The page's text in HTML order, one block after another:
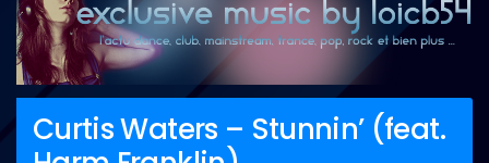
Curtis Waters – Stunnin’ (feat.